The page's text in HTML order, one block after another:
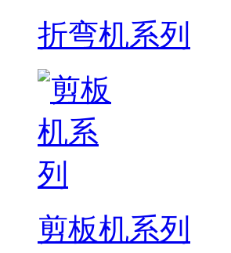
折弯机系列
剪板机系列